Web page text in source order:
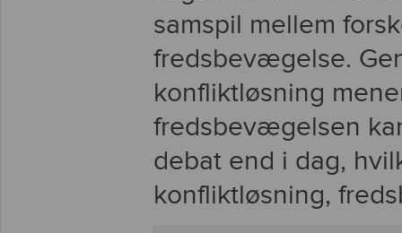
samspil mellem
fredsbevægelse.
konfliktløsning
fredsbevægelsen
debat end i dag,
konfliktløsning,